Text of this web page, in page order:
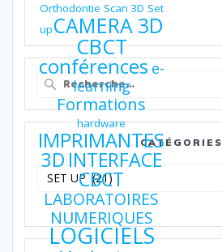
Orthodontie Scan 3D Set
upCAMERA 3D
CBCT
conférences e-
learning
Formations
hardware
IMPRIMANTES
3D INTERFACE
CBCT
LABORATOIRES
NUMERIQUES
LOGICIELS
:
CATÉGORIES